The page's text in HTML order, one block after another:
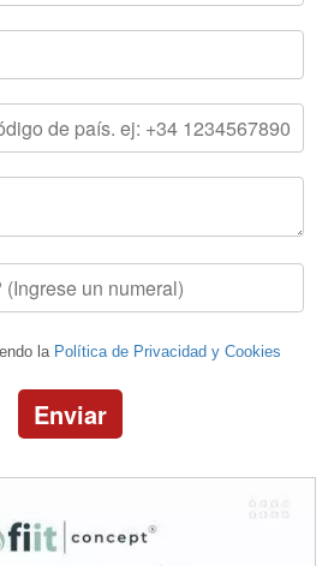
la Política de Privacidad y Cookies
Enviar